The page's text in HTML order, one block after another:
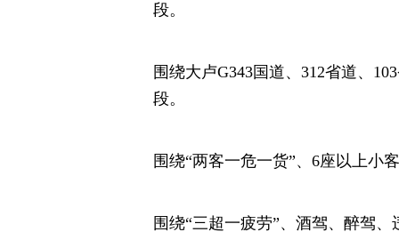
段。
围绕大卢G343国道、312省道、
段。
围绕“两客一危一货”、6座以上小
围绕“三超一疲劳”、酒驾、醉驾